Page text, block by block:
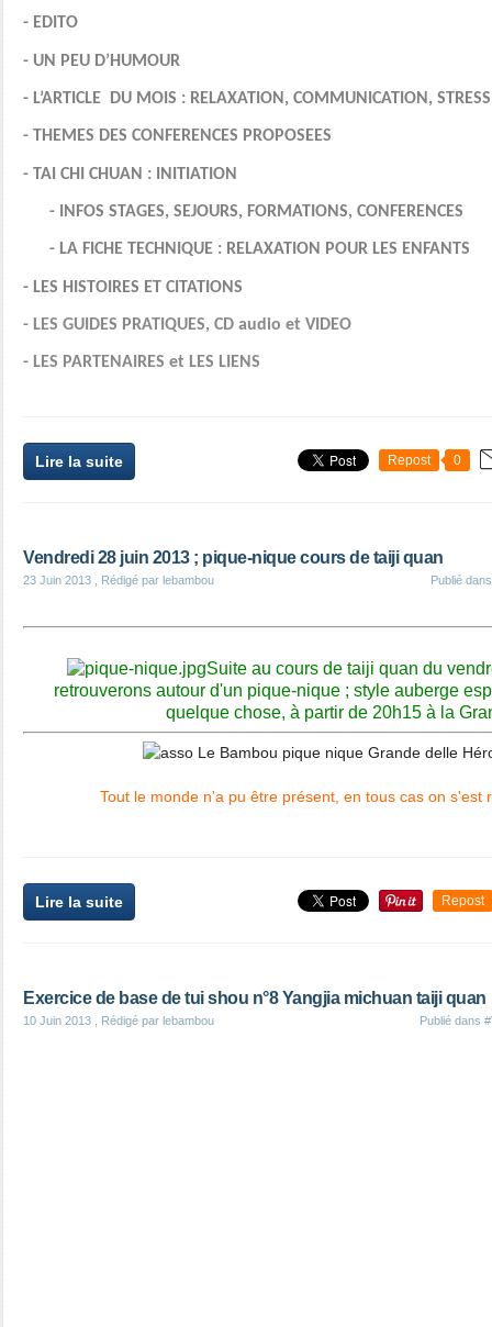
- EDITO
- UN PEU D’HUMOUR
- L’ARTICLE DU MOIS : RELAXATION, COMMUNICATION,
- THEMES DES CONFERENCES PROPOSEES
- TAI CHI CHUAN : INITIATION
- INFOS STAGES, SEJOURS, FORMATIONS, CONFERENCES
- LA FICHE TECHNIQUE : RELAXATION POUR LES ENFANTS
- LES HISTOIRES ET CITATIONS
- LES GUIDES PRATIQUES, CD audio et VIDEO
- LES PARTENAIRES et LES LIENS
Lire la suite Repost 0
Vendredi 28 juin 2013 ; pique-nique cours de taiji quan
23 Juin 2013 , Rédigé par lebambou Publié
Suite au cours de taiji quan du
retrouverons autour d'un pique-nique ; style auberge
quelque chose, à partir de 20h15 à la
Tout le monde n'a pu être présent, en tous cas on s'est
Lire la suite Repost
Exercice de base de tui shou n°8 Yangjia michuan taiji quan
10 Juin 2013 , Rédigé par lebambou Publié dans